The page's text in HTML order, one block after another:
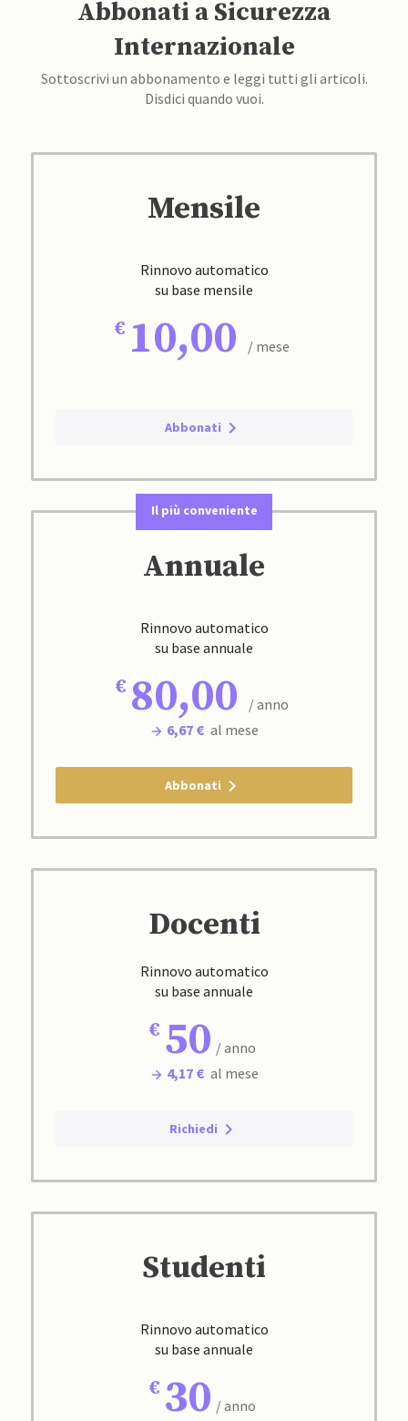
Abbonati a Sicurezza
Internazionale
Sottoscrivi un abbonamento e leggi tutti gli articoli.
Disdici quando vuoi.
Mensile
Rinnovo automatico
su base mensile
10,00 / mese
Abbonati
Il più conveniente
Annuale
Rinnovo automatico
su base annuale
80,00
/ anno
6,67 € al mese
Abbonati
Docenti
Rinnovo automatico
su base annuale
50 / anno
4,17 € al mese
Richiedi
Studenti
Rinnovo automatico
su base annuale
30 / anno